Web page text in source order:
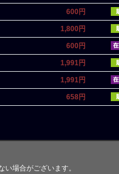
600円
1,800円
600円
1,991円
1,991円
658円
場合がございます。